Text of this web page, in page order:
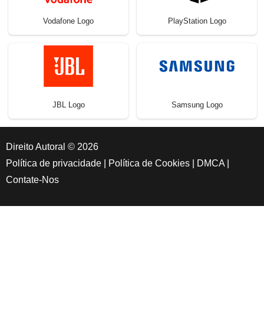
Vodafone Logo PlayStation Logo
JBL Logo Samsung Logo
Direito Autoral © 2026
Política de privacidade
Política de Cookies DMCA
Contate-Nos